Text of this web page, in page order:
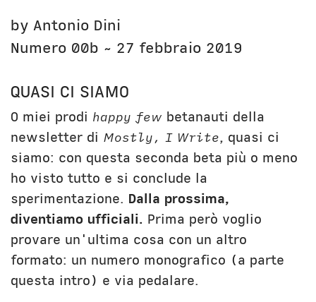
Narrazioni
Lavori in corso
Nausicaa
Corsi
Unibg
Civica Scuola
In terza persona
English Bio
by Antonio Dini
Numero 00b ~ 27 febbraio 2019
QUASI CI SIAMO
O miei prodi happy few betanauti della
newsletter di Mostly, I Write, quasi ci
siamo: con questa seconda beta più o meno
ho visto tutto e si conclude la
sperimentazione. Dalla prossima,
diventiamo ufficiali. Prima però voglio
provare un'ultima cosa con un altro
formato: un numero monografico (a parte
questa intro) e via pedalare.